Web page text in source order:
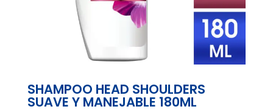
SHAMPOO HEAD SHOULDERS
SUAVE Y MANEJABLE 180ML